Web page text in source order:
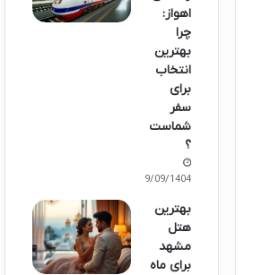
اهواز:
چرا
بهترین
انتخاب
برای
سفر
شماست
؟
29/09/1404
بهترین
هتل
مشهد
برای ماه